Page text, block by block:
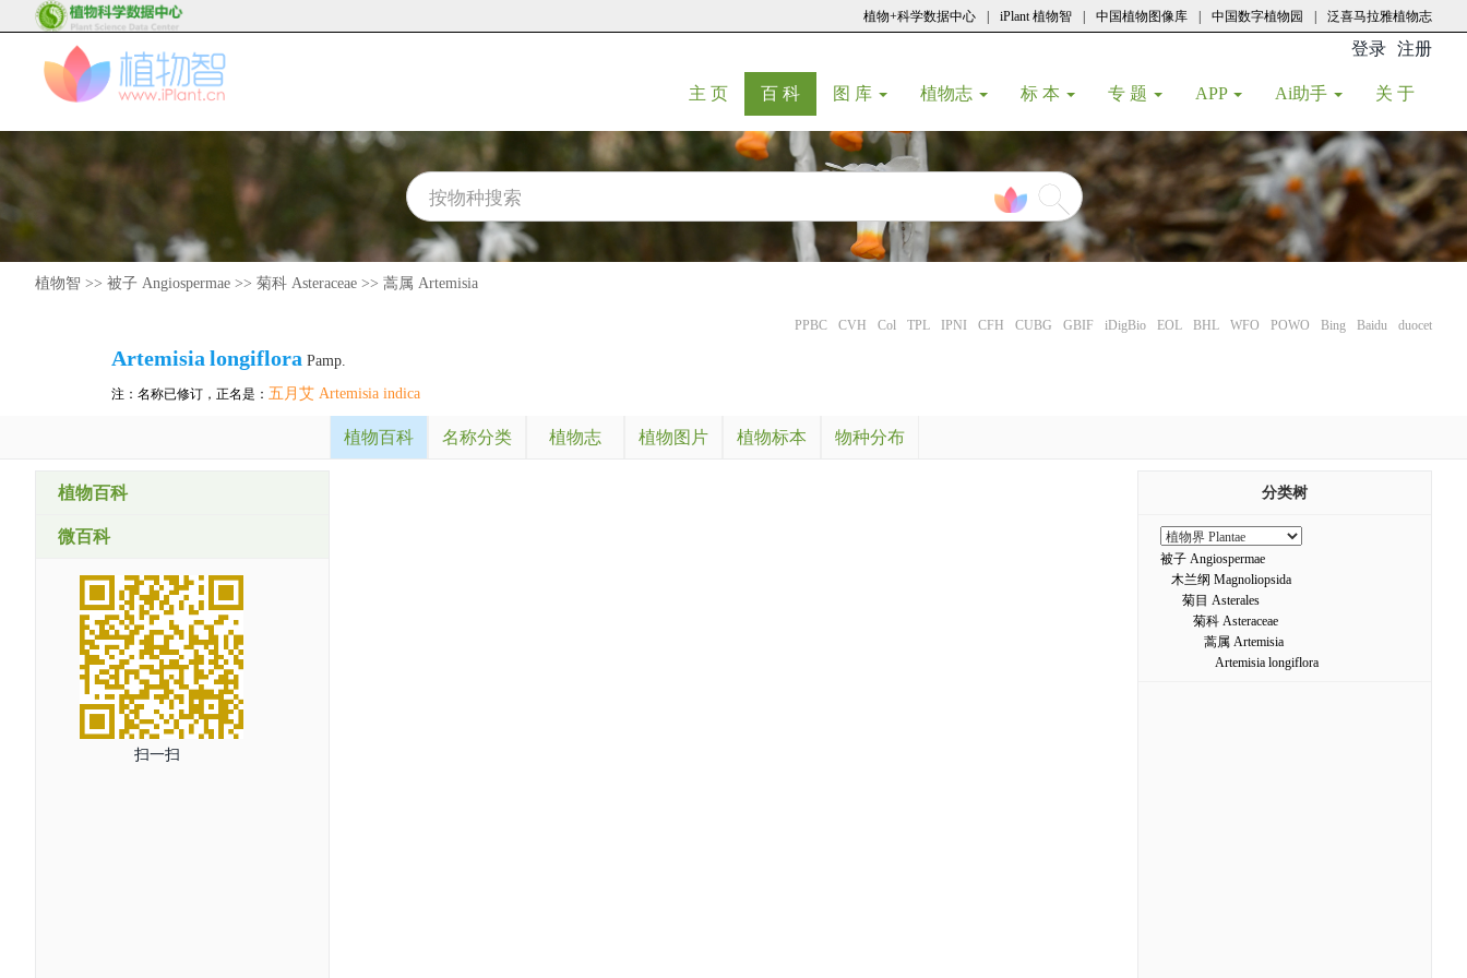
植物+科学数据中心 iPlant 植物智 中国植物图像库 中国数字植物园 泛喜马拉雅植物志
登录 注册
主 页(current)
百 科(current)
图 库 植物志 标 本 专 题 APP Ai助手 关 于
植物智 >> 被子 Angiospermae >> 菊科 Asteraceae >> 蒿属 Artemisia
PPBC CVH Col TPL IPNI CFH CUBG GBIF iDigBio EOL BHL WFO POWO Bing Baidu duocet
Artemisia longiflora Pamp.
注：名称已修订，正名是： 五月艾 Artemisia indica
植物百科 名称分类 植物志 植物图片 植物标本 物种分布
植物百科
微百科
扫一扫
分类树
被子 Angiospermae
木兰纲 Magnoliopsida
菊目 Asterales
菊科 Asteraceae
蒿属 Artemisia
Artemisia longiflora